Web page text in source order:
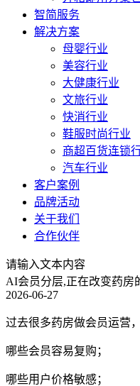
智简服务
解决方案
母婴行业
美容行业
大健康行业
文旅行业
快消行业
鞋服时尚行业
商超百货连锁
汽车行业
客户案例
品牌活动
关于我们
合作伙伴
请输入文本内容
AI会员分层,正在改变药房
2026-06-27
过去很多药房做会员运营
哪些会员容易复购；
哪些用户价格敏感；